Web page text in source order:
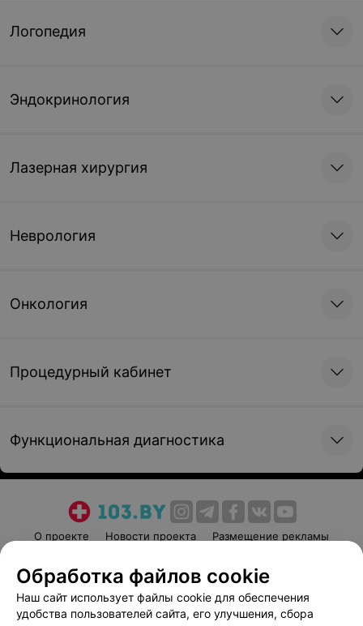
Логопедия
Эндокринология
Лазерная хирургия
Неврология
Онкология
Процедурный кабинет
Функциональная диагностика
О проекте Новости проекта
Размещение рекламы
Пользовательское соглашение
Способы оплаты
Вакансии
Партнеры
Обработка файлов cookie
Наш сайт использует файлы cookie для обеспечения
удобства пользователей сайта, его улучшения, сбора